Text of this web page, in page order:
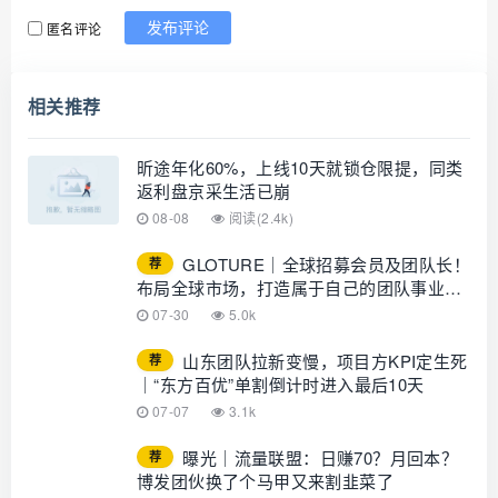
匿名评论 发布评论
相关推荐
昕途年化60%，上线10天就锁仓限提，同类
返利盘京采生活已崩
08-08 阅读(2.4k)
荐
GLOTURE｜全球招募会员及团队长！
布局全球市场，打造属于自己的团队事业，
想增加收入？想打造团队？加入
07-30 5.0k
荐
山东团队拉新变慢，项目方KPI定生死
｜“东方百优”单割倒计时进入最后10天
07-07 3.1k
荐
曝光｜流量联盟：日赚70？月回本？
博发团伙换了个马甲又来割韭菜了